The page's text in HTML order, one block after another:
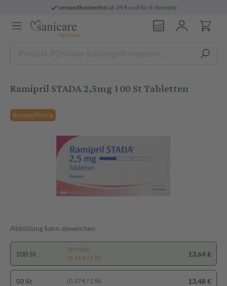
versandkostenfreiab 29 € und für E-Rezepte
Ramipril STADA 2,5mg 100 St Tabletten
Rezeptpflichtig
Abbildung kann abweichen
100 St
Spartipp
(0,14 € / 1 St)
13,64 €
50 St (0,27 € / 1 St) 13,48 €